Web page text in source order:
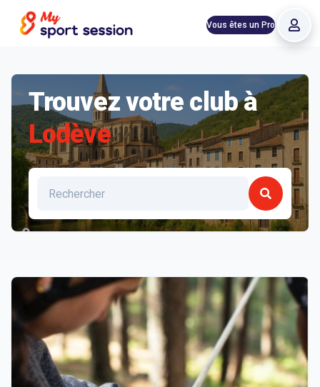
Vous êtes un Pro
Trouvez votre club à
Lodève
Liste des clubs et structures à Lodève